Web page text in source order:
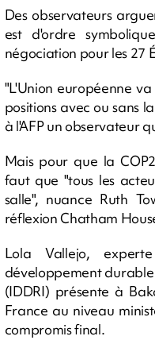
Des observateurs
est d'ordre
négociation pour les 27
"L'Union européenne
positions avec ou sans
à l'AFP un observateur
Mais pour que la
faut que "tous les
salle", nuance Ruth
réflexion Chatham
Lola Vallejo,
développement
(IDDRI) présente à
France au niveau
compromis final.